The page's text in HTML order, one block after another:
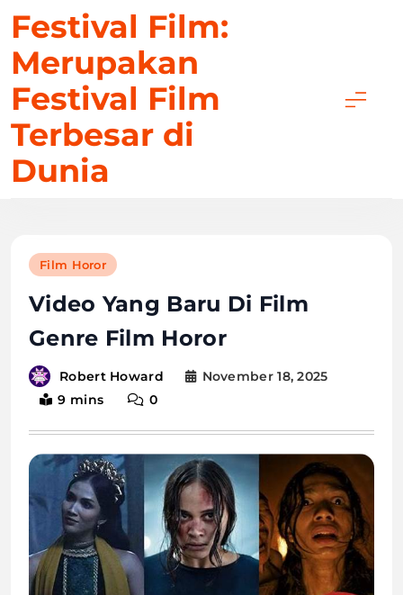
content
Festival Film:
Merupakan
Festival Film
Terbesar di
Dunia
Film Horor
Video Yang Baru Di Film
Genre Film Horor
Robert Howard
November 18, 2025
9 mins
0